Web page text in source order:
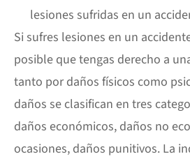
Si sufres lesiones en un
posible que tengas derecho a
tanto por daños físicos como
daños se clasifican en tres
daños económicos, daños no
ocasiones, daños punitivos. La